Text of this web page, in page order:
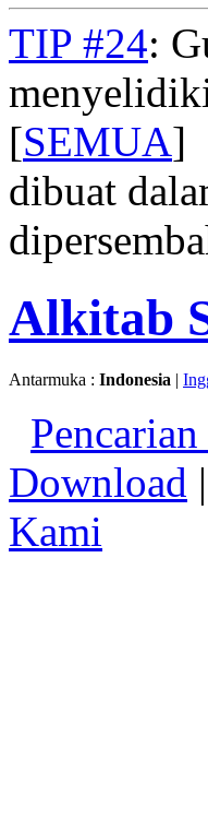
TIP #24:
[SEMUA]
dibuat
Alkitab
Antarmuka : Indonesia |
Download |
Kami